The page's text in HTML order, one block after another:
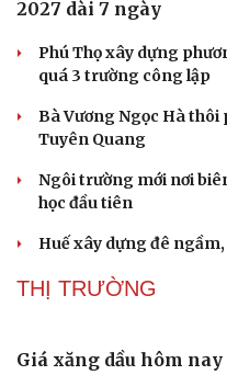
Đồng thuận phương
2027 dài 7 ngày
Phú Thọ xây dựng
Bà Vương Ngọc Hà